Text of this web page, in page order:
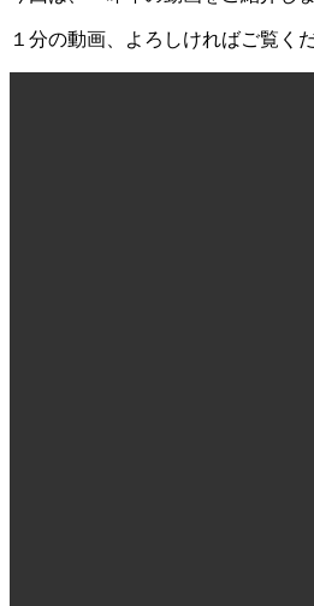
１分の動画、よろしければご覧く